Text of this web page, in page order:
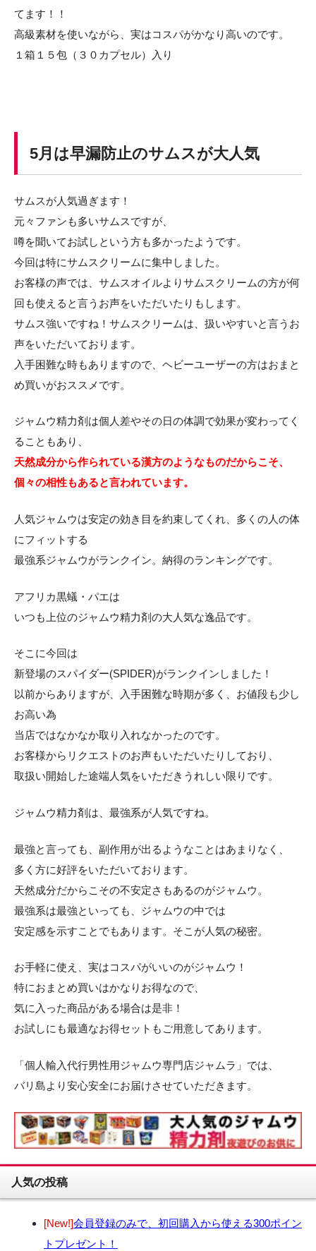
てます！！
高級素材を使いながら、実はコスパがかなり高いのです。
１箱１５包（３０カプセル）入り
5月は早漏防止のサムスが大人気
サムスが人気過ぎます！
元々ファンも多いサムスですが、
噂を聞いてお試しという方も多かったようです。
今回は特にサムスクリームに集中しました。
お客様の声では、サムスオイルよりサムスクリームの方が何
回も使えると言うお声をいただいたりもします。
サムス強いですね！サムスクリームは、扱いやすいと言うお
声をいただいております。
入手困難な時もありますので、ヘビーユーザーの方はおまと
め買いがおススメです。
ジャムウ精力剤は個人差やその日の体調で効果が変わってく
ることもあり、
天然成分から作られている漢方のようなものだからこそ、
個々の相性もあると言われています。
人気ジャムウは安定の効き目を約束してくれ、多くの人の体
にフィットする
最強系ジャムウがランクイン。納得のランキングです。
アフリカ黒蟻・パエは
いつも上位のジャムウ精力剤の大人気な逸品です。
そこに今回は
新登場のスパイダー(SPIDER)がランクインしました！
以前からありますが、入手困難な時期が多く、お値段も少し
お高い為
当店ではなかなか取り入れなかったのです。
お客様からリクエストのお声もいただいたりしており、
取扱い開始した途端人気をいただきうれしい限りです。
ジャムウ精力剤は、最強系が人気ですね。
最強と言っても、副作用が出るようなことはあまりなく、
多く方に好評をいただいております。
天然成分だからこその不安定さもあるのがジャムウ。
最強系は最強といっても、ジャムウの中では
安定感を示すことでもあります。そこが人気の秘密。
お手軽に使え、実はコスパがいいのがジャムウ！
特におまとめ買いはかなりお得なので、
気に入った商品がある場合は是非！
お試しにも最適なお得セットもご用意してあります。
「個人輸入代行男性用ジャムウ専門店ジャムラ」では、
バリ島より安心安全にお届けさせていただきます。
人気の投稿
[New!]会員登録のみで、初回購入から使える300ポイン
トプレゼント！